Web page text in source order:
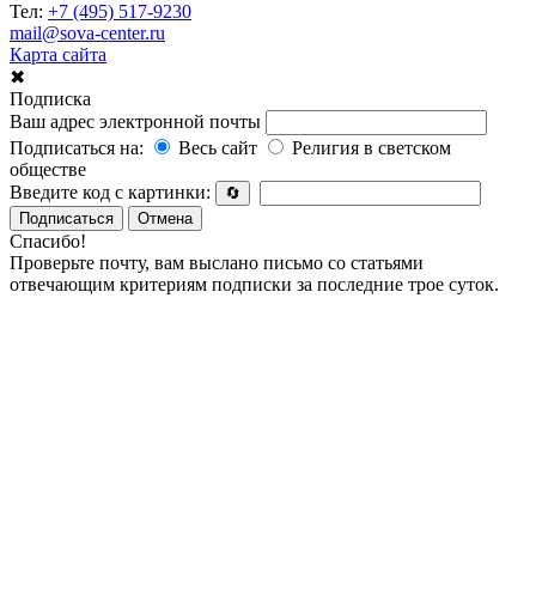
Тел: +7 (495) 517-9230
mail@sova-center.ru
Карта сайта
✖
Подписка
Ваш адрес электронной почты
Подписаться на:
Весь сайт
Религия в светском
обществе
Введите код с картинки:
🔄
Подписаться
Отмена
Спасибо!
Проверьте почту, вам выслано письмо со статьями
отвечающим критериям подписки за последние трое суток.